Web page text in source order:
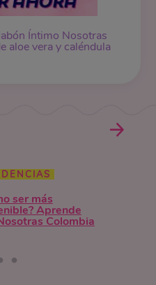
Íntimo Nosotras
aloe vera y caléndula
ser más
Aprende
Colombia